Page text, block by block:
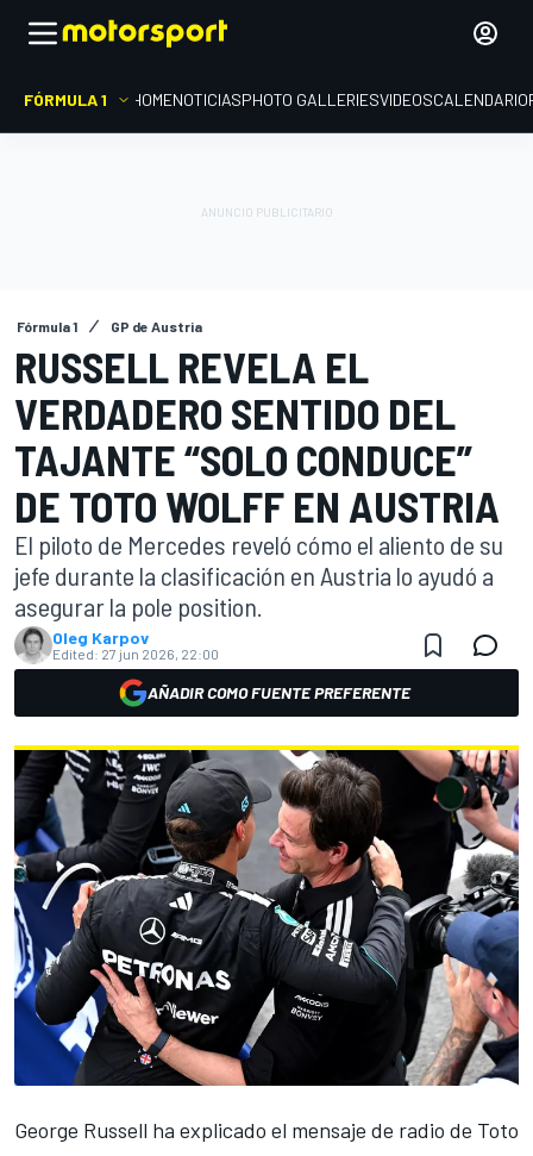
FÓRMULA 1 HOMENOTICIASPHOTO GALLERIESVIDEOSCALENDARIO
Fórmula 1 GP de Austria
RUSSELL REVELA EL
VERDADERO SENTIDO DEL
TAJANTE “SOLO CONDUCE”
DE TOTO WOLFF EN AUSTRIA
El piloto de Mercedes reveló cómo el aliento de su
jefe durante la clasificación en Austria lo ayudó a
asegurar la pole position.
Oleg Karpov
Edited: 27 jun 2026, 22:00
AÑADIR COMO FUENTE PREFERENTE
George Russell ha explicado el mensaje de radio de Toto